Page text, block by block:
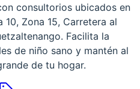
consultorios ubicados en
Zona 15, Carretera al
Facilita la
de niño sano y mantén al
de tu hogar.